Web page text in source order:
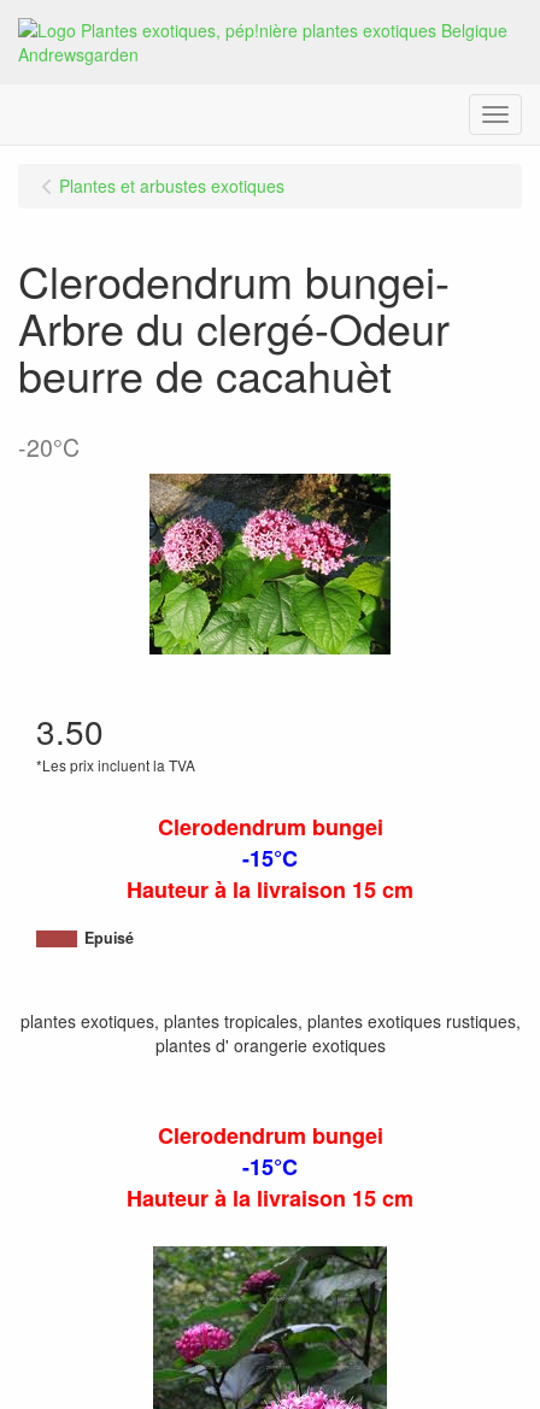
Menu
Plantes et arbustes exotiques
Clerodendrum bungei-
Arbre du clergé-Odeur
beurre de cacahuèt
-20°C
3.50
*Les prix incluent la TVA
Clerodendrum bungei
-15°C
Hauteur à la livraison 15 cm
Epuisé
plantes exotiques, plantes tropicales, plantes exotiques rustiques,
plantes d' orangerie exotiques
Clerodendrum bungei
-15°C
Hauteur à la livraison 15 cm